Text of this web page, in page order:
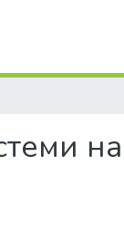
на